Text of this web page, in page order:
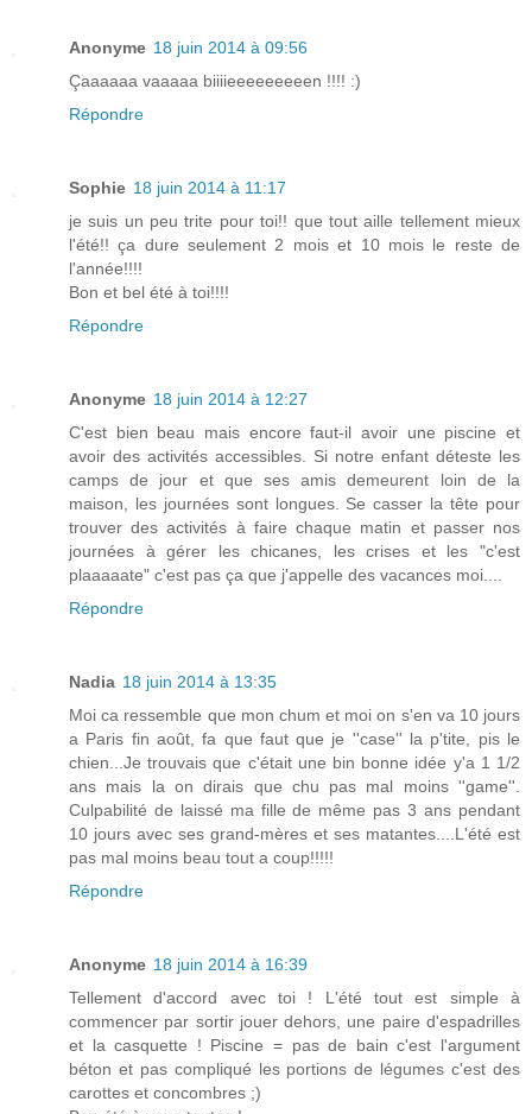
Anonyme 18 juin 2014 à 09:56
Çaaaaaa vaaaaa biiiieeeeeeeeen !!!! :)
Répondre
Sophie 18 juin 2014 à 11:17
je suis un peu trite pour toi!! que tout aille tellement mieux
l'été!! ça dure seulement 2 mois et 10 mois le reste de
l'année!!!!
Bon et bel été à toi!!!!
Répondre
Anonyme 18 juin 2014 à 12:27
C'est bien beau mais encore faut-il avoir une piscine et
avoir des activités accessibles. Si notre enfant déteste les
camps de jour et que ses amis demeurent loin de la
maison, les journées sont longues. Se casser la tête pour
trouver des activités à faire chaque matin et passer nos
journées à gérer les chicanes, les crises et les "c'est
plaaaaate" c'est pas ça que j'appelle des vacances moi....
Répondre
Nadia 18 juin 2014 à 13:35
Moi ca ressemble que mon chum et moi on s'en va 10 jours
a Paris fin août, fa que faut que je ''case'' la p'tite, pis le
chien...Je trouvais que c'était une bin bonne idée y'a 1 1/2
ans mais la on dirais que chu pas mal moins ''game''.
Culpabilité de laissé ma fille de même pas 3 ans pendant
10 jours avec ses grand-mères et ses matantes....L'été est
pas mal moins beau tout a coup!!!!!
Répondre
Anonyme 18 juin 2014 à 16:39
Tellement d'accord avec toi ! L'été tout est simple à
commencer par sortir jouer dehors, une paire d'espadrilles
et la casquette ! Piscine = pas de bain c'est l'argument
béton et pas compliqué les portions de légumes c'est des
carottes et concombres ;)